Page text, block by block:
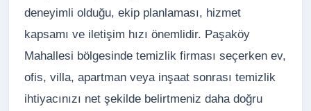
deneyimli olduğu, ekip planlaması, hizmet
kapsamı ve iletişim hızı önemlidir. Paşaköy
Mahallesi bölgesinde temizlik firması seçerken ev,
ofis, villa, apartman veya inşaat sonrası temizlik
ihtiyacınızı net şekilde belirtmeniz daha doğru